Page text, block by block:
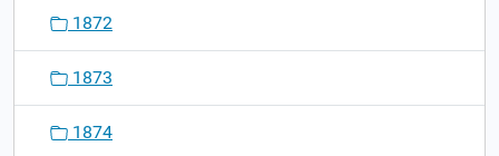
1872
1873
1874